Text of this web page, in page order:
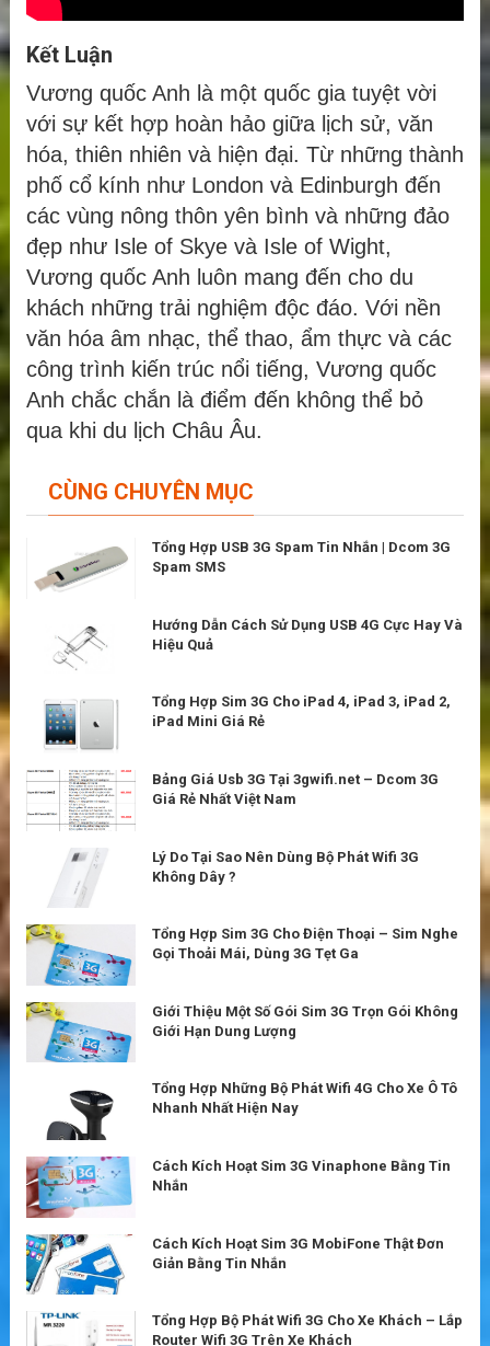
Kết Luận
Vương quốc Anh là một quốc gia tuyệt vời
với sự kết hợp hoàn hảo giữa lịch sử, văn
hóa, thiên nhiên và hiện đại. Từ những thành
phố cổ kính như London và Edinburgh đến
các vùng nông thôn yên bình và những đảo
đẹp như Isle of Skye và Isle of Wight,
Vương quốc Anh luôn mang đến cho du
khách những trải nghiệm độc đáo. Với nền
văn hóa âm nhạc, thể thao, ẩm thực và các
công trình kiến trúc nổi tiếng, Vương quốc
Anh chắc chắn là điểm đến không thể bỏ
qua khi du lịch Châu Âu.
CÙNG CHUYÊN MỤC
Tổng Hợp USB 3G Spam Tin Nhắn | Dcom 3G
Spam SMS
Hướng Dẫn Cách Sử Dụng USB 4G Cực Hay Và
Hiệu Quả
Tổng Hợp Sim 3G Cho iPad 4, iPad 3, iPad 2,
iPad Mini Giá Rẻ
Bảng Giá Usb 3G Tại 3gwifi.net – Dcom 3G
Giá Rẻ Nhất Việt Nam
Lý Do Tại Sao Nên Dùng Bộ Phát Wifi 3G
Không Dây ?
Tổng Hợp Sim 3G Cho Điện Thoại – Sim Nghe
Gọi Thoải Mái, Dùng 3G Tẹt Ga
Giới Thiệu Một Số Gói Sim 3G Trọn Gói Không
Giới Hạn Dung Lượng
Tổng Hợp Những Bộ Phát Wifi 4G Cho Xe Ô Tô
Nhanh Nhất Hiện Nay
Cách Kích Hoạt Sim 3G Vinaphone Bằng Tin
Nhắn
Cách Kích Hoạt Sim 3G MobiFone Thật Đơn
Giản Bằng Tin Nhắn
Tổng Hợp Bộ Phát Wifi 3G Cho Xe Khách – Lắp
Router Wifi 3G Trên Xe Khách